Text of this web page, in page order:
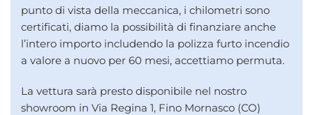
punto di vista della meccanica, i chilometri sono
certificati, diamo la possibilità di finanziare anche
l’intero importo includendo la polizza furto incendio
a valore a nuovo per 60 mesi, accettiamo permuta.
La vettura sarà presto disponibile nel nostro
showroom in Via Regina 1, Fino Mornasco (CO)